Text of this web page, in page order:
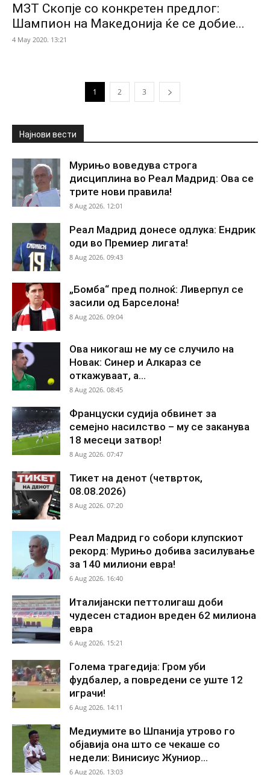
МЗТ Скопје со конкретен предлог:
Шампион на Македонија ќе се добие...
4 May 2020. 13:21
1 2 3
Најнови вести
Мурињо воведува строга
дисциплина во Реал Мадрид: Ова се
трите нови правила!
8 Aug 2026. 12:01
Реал Мадрид донесе одлука: Ендрик
оди во Премиер лигата!
8 Aug 2026. 09:43
„Бомба“ пред полноќ: Ливерпул се
засили од Барселона!
8 Aug 2026. 09:04
Ова никогаш не му се случило на
Новак: Синер и Алкараз се
откажуваат, а...
8 Aug 2026. 08:45
Француски судија обвинет за
семејно насилство – му се заканува
18 месеци затвор!
8 Aug 2026. 07:47
Тикет на денот (четврток,
08.08.2026)
8 Aug 2026. 07:20
Реал Мадрид го собори клупскиот
рекорд: Мурињо добива засилување
за 140 милиони евра!
6 Aug 2026. 16:40
Италијански петтолигаш доби
чудесен стадион вреден 62 милиона
евра
6 Aug 2026. 15:21
Голема трагедија: Гром уби
фудбалер, а повредени се уште 12
играчи!
6 Aug 2026. 14:11
Медиумите во Шпанија утрово го
објавија она што се чекаше со
недели: Винисиус Жуниор...
6 Aug 2026. 13:03